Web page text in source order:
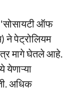
'सोसायटी ऑफ
ने पेट्रोलियम
मागे घेतले आहे.
येणाऱ्या
अधिक